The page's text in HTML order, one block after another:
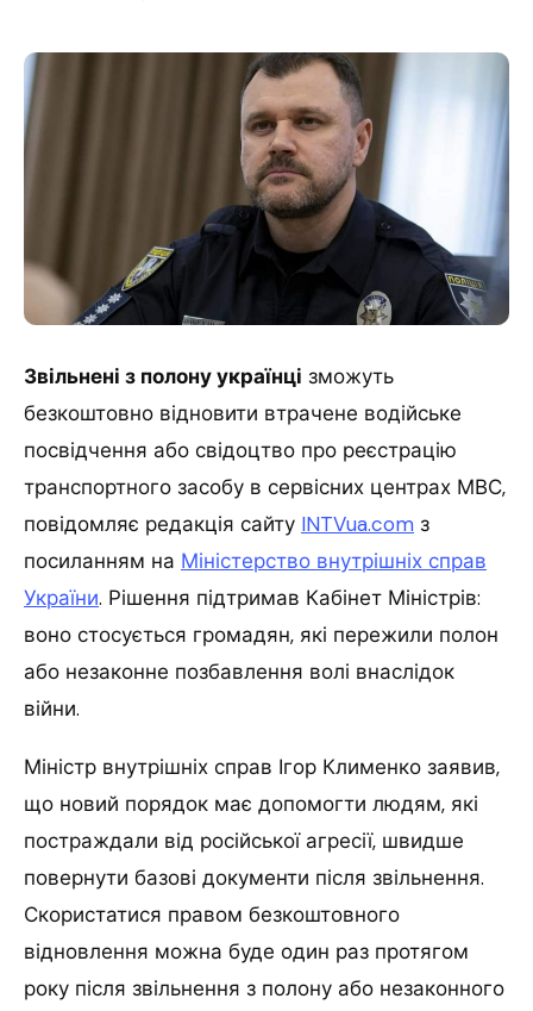
Звільнені з полону українці зможуть
безкоштовно відновити втрачене водійське
посвідчення або свідоцтво про реєстрацію
транспортного засобу в сервісних центрах МВС,
повідомляє редакція сайту INTVua.com з
посиланням на Міністерство внутрішніх справ
України. Рішення підтримав Кабінет Міністрів:
воно стосується громадян, які пережили полон
або незаконне позбавлення волі внаслідок
війни.
Міністр внутрішніх справ Ігор Клименко заявив,
що новий порядок має допомогти людям, які
постраждали від російської агресії, швидше
повернути базові документи після звільнення.
Скористатися правом безкоштовного
відновлення можна буде один раз протягом
року після звільнення з полону або незаконного